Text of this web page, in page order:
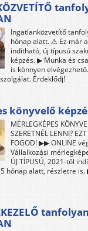
Ingatlanközvetítő
hónap alatt. ⚠ Ez már
indítható, új típusú
képzés. ▶ Munka és
is könnyen
Érdeklődj!
könyvelő
MÉRLEGKÉPES
SZERETNÉL LENNI?
FOGOD! ▶▶ ONLINE
Vállalkozási
ÚJ TÍPUSÚ, 2021-től
hónap alatt, részletre